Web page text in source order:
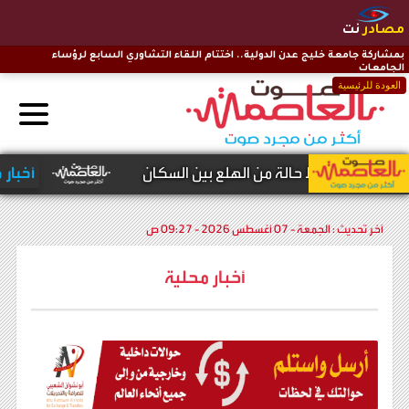
مصادرنت
العودة للرئيسية
بمشاركة جامعة خليج عدن الدولية.. اختتام اللقاء التشاوري السابع لرؤساء
الجامعات